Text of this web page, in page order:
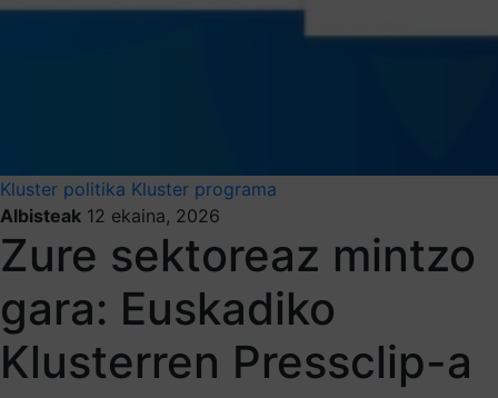
Kluster politika Kluster programa
Albisteak 12 ekaina, 2026
Zure sektoreaz mintzo
gara: Euskadiko
Klusterren Pressclip-a